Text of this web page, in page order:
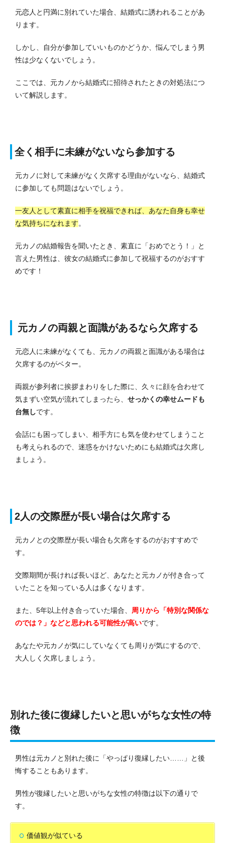
元恋人と円満に別れていた場合、結婚式に誘われることがあ
ります。
しかし、自分が参加していいものかどうか、悩んでしまう男
性は少なくないでしょう。
ここでは、元カノから結婚式に招待されたときの対処法につ
いて解説します。
全く相手に未練がないなら参加する
元カノに対して未練がなく欠席する理由がないなら、結婚式
に参加しても問題はないでしょう。
一友人として素直に相手を祝福できれば、あなた自身も幸せ
な気持ちになれます。
元カノの結婚報告を聞いたとき、素直に「おめでとう！」と
言えた男性は、彼女の結婚式に参加して祝福するのがおすす
めです！
元カノの両親と面識があるなら欠席する
元恋人に未練がなくても、元カノの両親と面識がある場合は
欠席するのがベター。
両親が参列者に挨拶まわりをした際に、久々に顔を合わせて
気まずい空気が流れてしまったら、 せっかくの幸せムードも
台無しです。
会話にも困ってしまい、相手方にも気を使わせてしまうこと
も考えられるので、迷惑をかけないためにも結婚式は欠席し
ましょう。
2人の交際歴が長い場合は欠席する
元カノとの交際歴が長い場合も欠席をするのがおすすめで
す。
交際期間が長ければ長いほど、あなたと元カノが付き合って
いたことを知っている人は多くなります。
また、5年以上付き合っていた場合、 周りから「特別な関係な
のでは？」などと思われる可能性が高いです。
あなたや元カノが気にしていなくても周りが気にするので、
大人しく欠席しましょう。
別れた後に復縁したいと思いがちな女性の特
徴
男性は元カノと別れた後に「やっぱり復縁したい……」と後
悔することもあります。
男性が復縁したいと思いがちな女性の特徴は以下の通りで
す。
価値観が似ている